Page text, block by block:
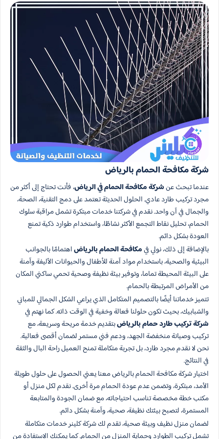
شركة مكافحة الحمام​ بالرياض
عندما تبحث عنشركة مكافحة الحمام في الرياض، فأنت تحتاج إلى أكثر من
مجرد تركيب طارد عادي. الحلول الحديثة تعتمد على دمج التقنية، الصحة،
والجمال في آن واحد. نقدم في شركتنا خدمات مبتكرة تشمل مراقبة سلوك
الحمام، تحليل نقاط التجمع الأكثر نشاطًا، واستخدام طوارد ذكية تمنع
العودة بشكل دائم.
بالإضافة إلى ذلك، نولي فيمكافحة الحمام​ بالرياضاهتمامًا بالجوانب
البيئية والصحية، باستخدام مواد آمنة للأطفال والحيوانات الأليفة وآمنة
على البيئة المحيطة تماما، وتوفير بيئة نظيفة وصحية تحمي ساكني المكان
من الأمراض المرتبطة بالحمام.
تتميز خدماتنا أيضًا بالتصميم المتكامل الذي يراعي الشكل الجمالي للمباني
والشبابيك، بحيث تكون حلولنا فعالة وخفية في الوقت ذاته. كما نهتم في
شركة تركيب طارد حمام بالرياضبتقديم خدمة مريحة وسريعة، مع
تركيب وصيانة منخفضة الجهد، ودعم فني مستمر لضمان أقصى فعالية.
نحن لا نقدم مجرد طارد، بل تجربة متكاملة تمنح العميل راحة البال والثقة
في النتائج.
اختيار شركة مكافحة الحمام بالرياض معنا يعني الحصول على حلول طويلة
الأمد، مبتكرة، وتضمن عدم عودة الحمام مرة أخرى. نقدم لكل منزل أو
مكتب خطة مخصصة تناسب احتياجاته، مع ضمان الجودة والمتابعة
المستمرة، لتصبح بيئتك نظيفة، صحية، وآمنة بشكل دائم.
لضمان منزل نظيف وبيئة صحية، تقدم لك شركة كلينر خدمات متكاملة
تشمل تركيب الطوارد وحماية المنزل من الحمام. كما يمكنك الاستفادة من